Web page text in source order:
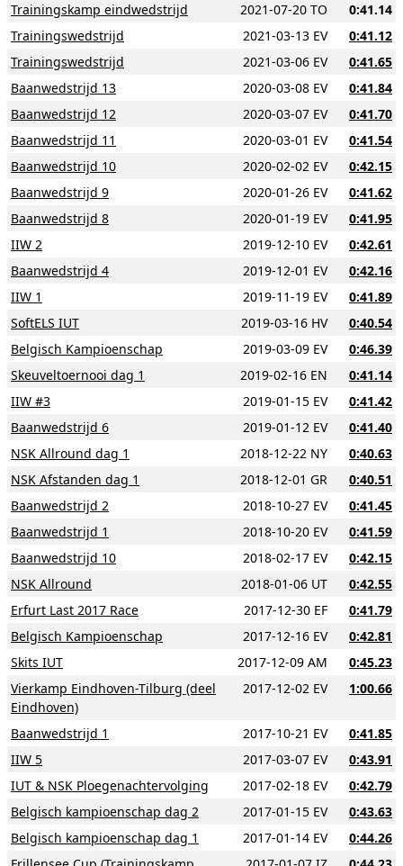
Trainingskamp eindwedstrijd
2021-07-20 TO 0:41.14
Trainingswedstrijd
2021-03-13 EV 0:41.12
Trainingswedstrijd
2021-03-06 EV 0:41.65
Baanwedstrijd 13
2020-03-08 EV 0:41.84
Baanwedstrijd 12
2020-03-07 EV 0:41.70
Baanwedstrijd 11
2020-03-01 EV 0:41.54
Baanwedstrijd 10
2020-02-02 EV 0:42.15
Baanwedstrijd 9
2020-01-26 EV 0:41.62
Baanwedstrijd 8
2020-01-19 EV 0:41.95
IIW 2
2019-12-10 EV 0:42.61
Baanwedstrijd 4
2019-12-01 EV 0:42.16
IIW 1
2019-11-19 EV 0:41.89
SoftELS IUT
2019-03-16 HV 0:40.54
Belgisch Kampioenschap
2019-03-09 EV 0:46.39
Skeuveltoernooi dag 1
2019-02-16 EN 0:41.14
IIW #3
2019-01-15 EV 0:41.42
Baanwedstrijd 6
2019-01-12 EV 0:41.40
NSK Allround dag 1
2018-12-22 NY 0:40.63
NSK Afstanden dag 1
2018-12-01 GR 0:40.51
Baanwedstrijd 2
2018-10-27 EV 0:41.45
Baanwedstrijd 1
2018-10-20 EV 0:41.59
Baanwedstrijd 10
2018-02-17 EV 0:42.15
NSK Allround
2018-01-06 UT 0:42.55
Erfurt Last 2017 Race
2017-12-30 EF 0:41.79
Belgisch Kampioenschap
2017-12-16 EV 0:42.81
Skits IUT
2017-12-09 AM 0:45.23
Vierkamp Eindhoven-Tilburg (deel
Eindhoven)
2017-12-02 EV 1:00.66
Baanwedstrijd 1 2017-10-21 EV 0:41.85
IIW 5
2017-03-07 EV 0:43.91
IUT & NSK Ploegenachtervolging
2017-02-18 EV 0:42.79
Belgisch kampioenschap dag 2
2017-01-15 EV 0:43.63
Belgisch kampioenschap dag 1
2017-01-14 EV 0:44.26